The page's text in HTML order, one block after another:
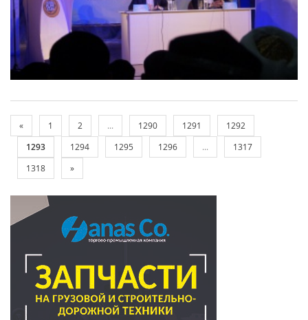
« 1 2 ... 1290 1291
1292
1293
1294 1295 1296 ...
1317
1318
»